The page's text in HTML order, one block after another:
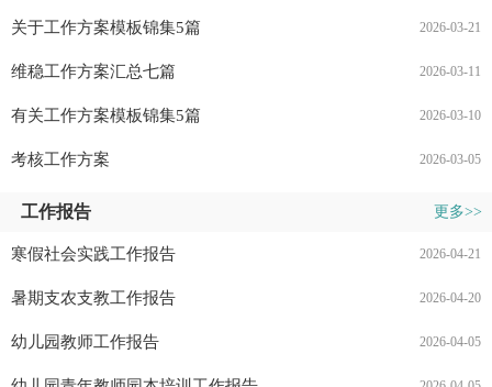
关于工作方案模板锦集5篇 2026-03-21
维稳工作方案汇总七篇 2026-03-11
有关工作方案模板锦集5篇 2026-03-10
考核工作方案 2026-03-05
工作报告 更多>>
寒假社会实践工作报告 2026-04-21
暑期支农支教工作报告 2026-04-20
幼儿园教师工作报告 2026-04-05